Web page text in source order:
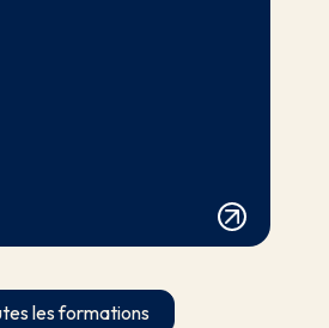
les formations